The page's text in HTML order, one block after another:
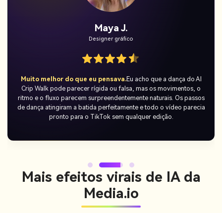
Jordan Pass.
Utilizador temporário
Capturou a tendência de C-Walk com inteligência artificial
– e funcionou.Usei uma dica pronta, gerei o vídeo e compartilhei
no TikTok no mesmo dia. As pessoas gostam da atmosfera da
costa oeste e continuam me perguntando como eu faço isso. O
post rapidamente ganhou visualizações e entrou na tendência.
Mais efeitos virais de IA da
Media.io